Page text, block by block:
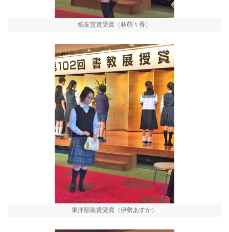
紙友堂賞受賞（林萌々香）
東洋額装賞受賞（伊勢あすか）